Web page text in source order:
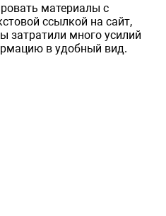
материалы с
ссылкой на сайт,
затратили много усилий
в удобный вид.